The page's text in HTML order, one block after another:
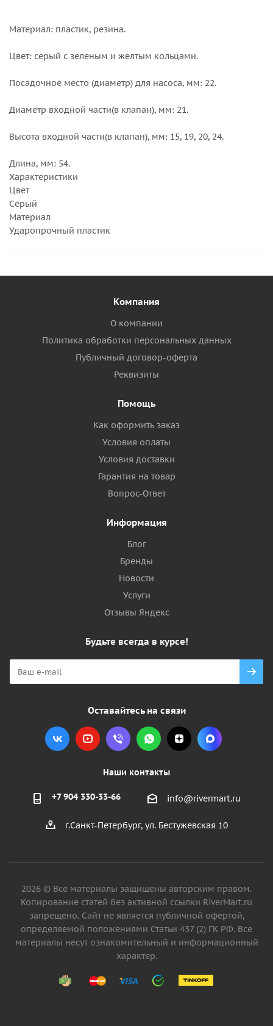
Материал: пластик, резина.
Цвет: серый с зеленым и желтым кольцами.
Посадочное место (диаметр) для насоса, мм: 22.
Диаметр входной части(в клапан), мм: 21.
Высота входной части(в клапан), мм: 15, 19, 20, 24.
Длина, мм: 54.
Характеристики
Цвет
Серый
Материал
Ударопрочный пластик
Компания
О компании
Политика обработки персональных данных
Публичный договор-оферта
Реквизиты
Помощь
Как оформить заказ
Условия оплаты
Условия доставки
Гарантия на товар
Вопрос-Ответ
Информация
Блог
Бренды
Новости
Услуги
Отзывы Яндекс
Будьте всегда в курсе!
Оставайтесь на связи
Наши контакты
+7 904 330-33-66 info@rivermart.ru
г.Санкт-Петербург, ул. Бестужевская 10
2026 © Все материалы защищены авторским правом.
Копирование статей без активной ссылки RiverMart.ru
запрещено. Сайт не является публичной офертой,
определяемой положениями Статьи 437 (2) ГК РФ. Все
материалы несут ознакомительный и информационный
характер.